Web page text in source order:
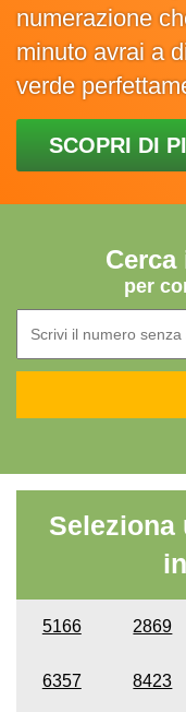
numerazione
minuto avrai a
verde
SCOPRI DI
Cerca
per
5166 2869
6357 8423